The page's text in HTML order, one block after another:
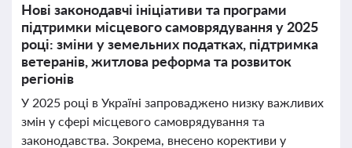
Нові законодавчі ініціативи та програми
підтримки місцевого самоврядування у 2025
році: зміни у земельних податках, підтримка
ветеранів, житлова реформа та розвиток
регіонів
У 2025 році в Україні запроваджено низку важливих
змін у сфері місцевого самоврядування та
законодавства. Зокрема, внесено корективи у